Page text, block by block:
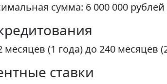
сумма: 6 000 000 рублей
месяцев (1 года) до 240 месяцев
ставки